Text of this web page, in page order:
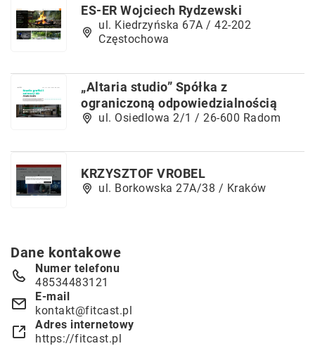
ES-ER Wojciech Rydzewski
ul. Kiedrzyńska 67A / 42-202
Częstochowa
„Altaria studio” Spółka z
ograniczoną odpowiedzialnością
ul. Osiedlowa 2/1 / 26-600 Radom
KRZYSZTOF VROBEL
ul. Borkowska 27A/38 / Kraków
Dane kontakowe
Numer telefonu
48534483121
E-mail
kontakt@fitcast.pl
Adres internetowy
https://fitcast.pl